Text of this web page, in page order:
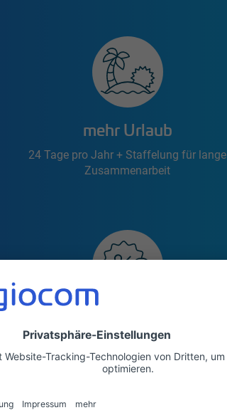
mehr Urlaub
24 Tage pro Jahr + Staffelung für lange
Zusammenarbeit
Kooperationspartnern